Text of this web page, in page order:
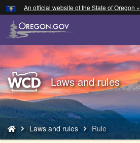
Skip
to
main
content
An official website of the State of Oregon »
Back
to
Home
Laws and rules
You
are
Laws and rules Rule
Hidden Submit